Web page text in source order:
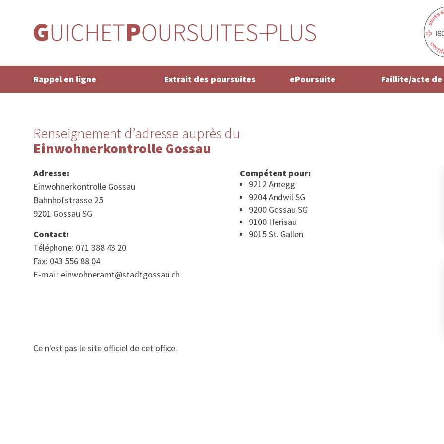
Rappel en ligne Extrait des poursuites ePoursuite Faillite/acte
Renseignement d’adresse auprès du
Einwohnerkontrolle Gossau
Adresse:
Einwohnerkontrolle Gossau
Bahnhofstrasse 25
9201 Gossau SG
Contact:
Téléphone: 071 388 43 20
Fax: 043 556 88 04
E-mail: einwohneramt@stadtgossau.ch
Compétent pour:
9212 Arnegg
9204 Andwil SG
9200 Gossau SG
9100 Herisau
9015 St. Gallen
Ce n'est pas le site officiel de cet office.